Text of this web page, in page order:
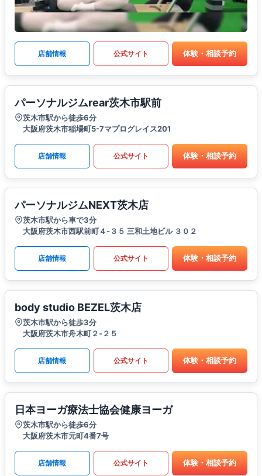
店舗情報 公式サイト 体験・相談予約
パーソナルジムrear茨木市駅前
茨木市駅から徒歩6分
大阪府茨木市稲場町5-7マプログレイス201
店舗情報 公式サイト 体験・相談予約
パーソナルジムNEXT茨木店
茨木市駅から車で3分
大阪府茨木市西駅前町４-３５ 三和土地ビル ３０２
店舗情報 公式サイト 体験・相談予約
body studio BEZEL茨木店
茨木市駅から徒歩3分
大阪府茨木市舟木町２-２５
店舗情報 公式サイト 体験・相談予約
日本ヨーガ療法士協会健康ヨーガ
茨木市駅から徒歩6分
大阪府茨木市元町4番7号
店舗情報 公式サイト 体験・相談予約